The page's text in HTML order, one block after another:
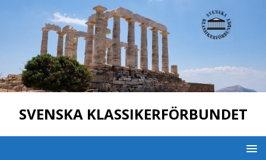
SVENSKA KLASSIKERFÖRBUNDET